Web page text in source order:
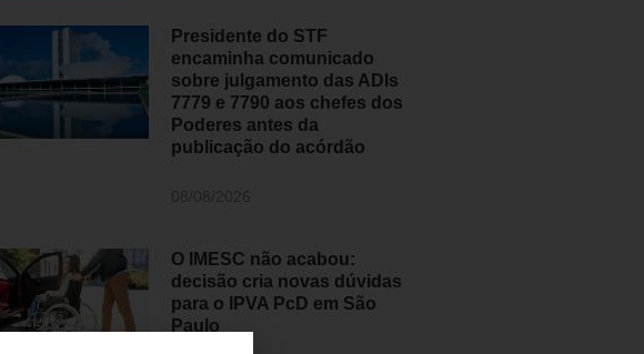
Presidente do STF
encaminha comunicado
sobre julgamento das ADIs
7779 e 7790 aos chefes dos
Poderes antes da
publicação do acórdão
O IMESC não acabou:
decisão cria novas dúvidas
para o IPVA PcD em São
Paulo